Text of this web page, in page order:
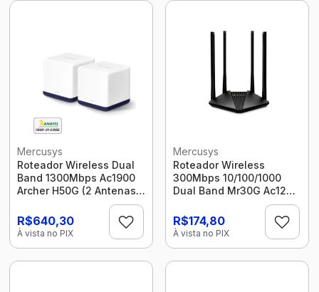
Mercusys
Roteador Wireless Dual
Band 1300Mbps Ac1900
Archer H50G (2 Antenas)
R$640,30
À vista no PIX
Mercusys
Roteador Wireless
300Mbps 10/100/1000
Dual Band Mr30G Ac1200
4 Antenas Mercusys
R$174,80
À vista no PIX